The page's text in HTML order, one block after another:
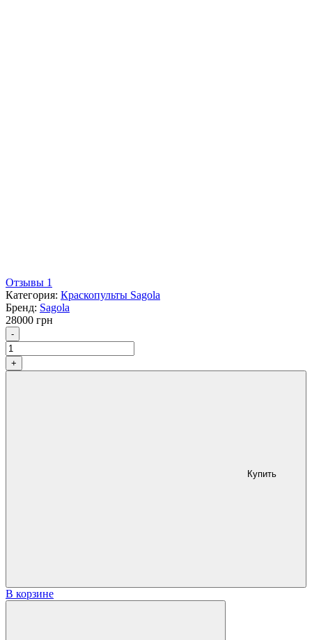
Отзывы 1
Категория: Краскопульты Sagola
Бренд: Sagola
28000 грн
- Количество
+
Купить
В корзине